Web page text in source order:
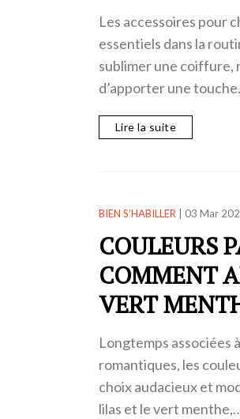
Les accessoires pour
essentiels dans la
sublimer une coiffure,
d’apporter une
Lire la suite
BIEN S’HABILLER 03 Mar
COULEURS
COMMENT
VERT
Longtemps associées
romantiques, les
choix audacieux et
lilas et le vert